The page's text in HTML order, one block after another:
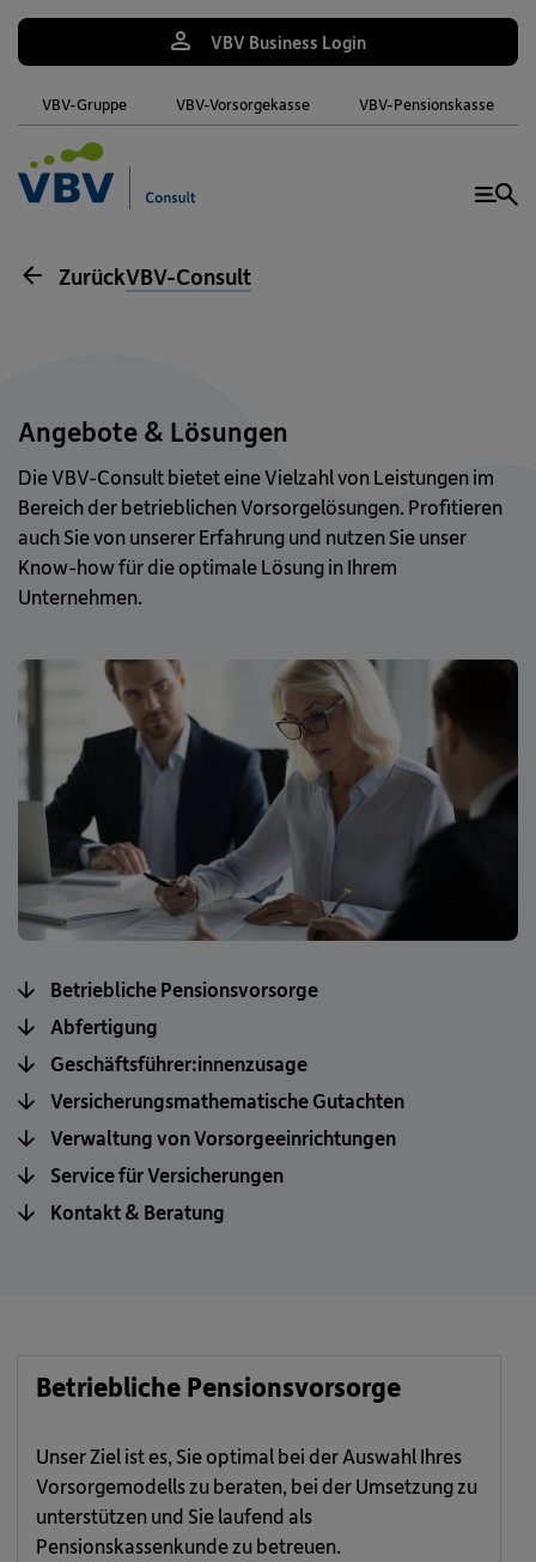
VBV-Gruppe VBV-Vorsorgekasse VBV-Pensionskasse
VBV Business Login
ZurückVBV-Consult
Angebote & Lösungen
Die VBV-Consult bietet eine Vielzahl von Leistungen im
Bereich der betrieblichen Vorsorgelösungen. Profitieren
auch Sie von unserer Erfahrung und nutzen Sie unser
Know-how für die optimale Lösung in Ihrem
Unternehmen.
Betriebliche Pensionsvorsorge
Abfertigung
Geschäftsführer:innenzusage
Versicherungsmathematische Gutachten
Verwaltung von Vorsorgeeinrichtungen
Service für Versicherungen
Kontakt & Beratung
Betriebliche Pensionsvorsorge
Unser Ziel ist es, Sie optimal bei der Auswahl Ihres
Vorsorgemodells zu beraten, bei der Umsetzung zu
unterstützen und Sie laufend als
Pensionskassenkunde zu betreuen.